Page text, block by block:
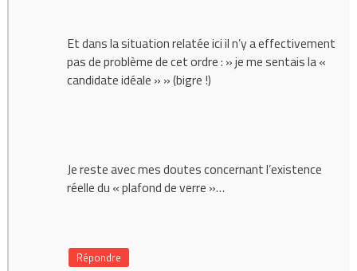
Et dans la situation relatée ici il n’y a effectivement
pas de problème de cet ordre : » je me sentais la «
candidate idéale » » (bigre !)
Je reste avec mes doutes concernant l’existence
réelle du « plafond de verre »…
Répondre